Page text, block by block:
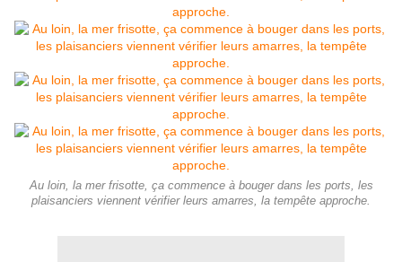
Au loin, la mer frisotte, ça commence à bouger dans les ports, les
plaisanciers viennent vérifier leurs amarres, la tempête approche.